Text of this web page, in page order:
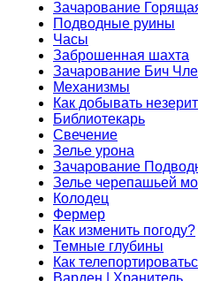
Зачарование
Подводные руины
Часы
Заброшенная шахта
Зачарование Бич
Механизмы
Как добывать
Библиотекарь
Свечение
Зелье урона
Зачарование
Зелье черепашьей
Колодец
Фермер
Как изменить погоду?
Темные глубины
Как